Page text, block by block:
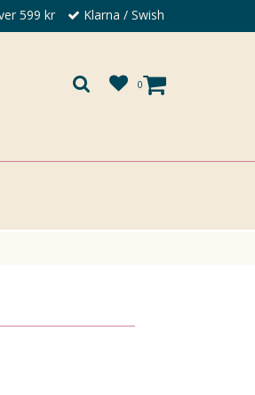
599 kr Klarna / Swish
0